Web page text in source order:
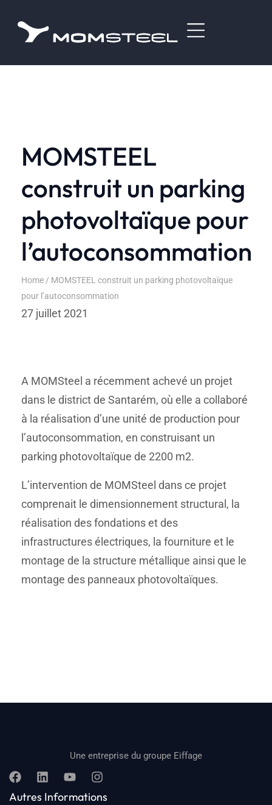
MOMSTEEL
construit un parking
photovoltaïque pour
l’autoconsommation
Home / MOMSTEEL construit un parking photovoltaïque
pour l’autoconsommation
27 juillet 2021
A MOMSteel a récemment achevé un projet
dans le district de Santarém, où elle a collaboré
à la réalisation d’une unité de production pour
l’autoconsommation, en construisant un
parking photovoltaïque de 2200 m2.
L’intervention de MOMSteel dans ce projet
comprenait le dimensionnement structural, la
réalisation des fondations et des
infrastructures électriques, la fourniture et le
montage de la structure métallique ainsi que le
montage des panneaux photovoltaïques.
Une entreprise du groupe Eiffage
Autres Informations